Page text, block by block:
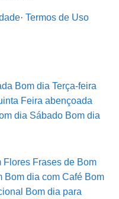
· Termos de Uso
Bom dia Terça-feira
Feira abençoada
dia Sábado Bom dia
Flores Frases de Bom
Bom dia com Café Bom
Bom dia para